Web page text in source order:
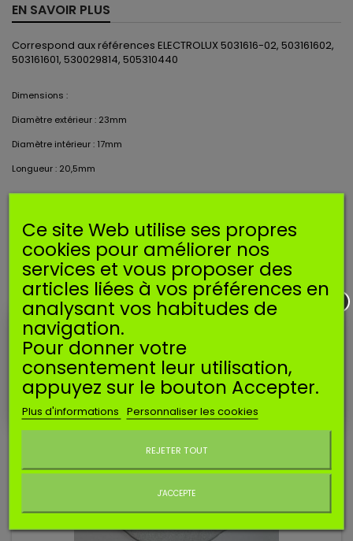
EN SAVOIR PLUS
Correspond aux références ELECTROLUX 5031616-02, 503161602,
503161601, 530029814, 505310440
Dimensions :
Diamètre extérieur : 23mm
Diamètre intérieur : 17mm
Longueur : 20,5mm
HUSQVARNA: 36, 39R, 41, 50, 51, 55, 136, 137, 141, 142
JONSERED: 2036, 2040, CS2040
MCCULLOCH
: XTREME 3, MAC 20 X POWER
PARTNER : 4700, 5000, 5300
*Données indicatives et non exhaustives.
ACCESSOIRES
Ce site Web utilise ses propres
cookies pour améliorer nos
services et vous proposer des
articles liées à vos préférences en
analysant vos habitudes de
navigation.
Pour donner votre
consentement leur utilisation,
appuyez sur le bouton Accepter.
Plus d'informations Personnaliser les cookies
REJETER TOUT
J'ACCEPTE